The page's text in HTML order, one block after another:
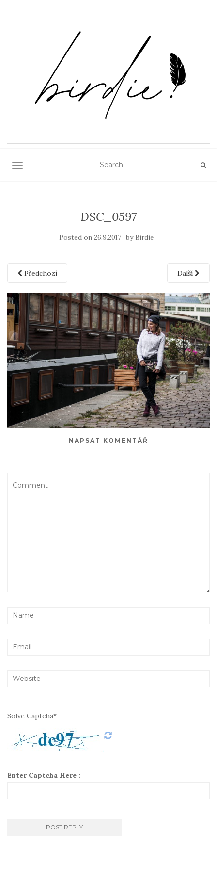
TOGGLE NAVIGATION
DSC_0597
Posted on 26.9.2017 by Birdie
Předchozí Další
NAPSAT KOMENTÁŘ
Solve Captcha*
Enter Captcha Here :